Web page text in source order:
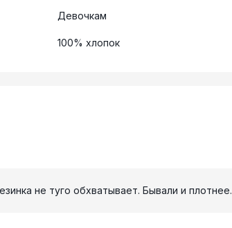
Девочкам
100% хлопок
не туго обхватывает. Бывали и плотнее.